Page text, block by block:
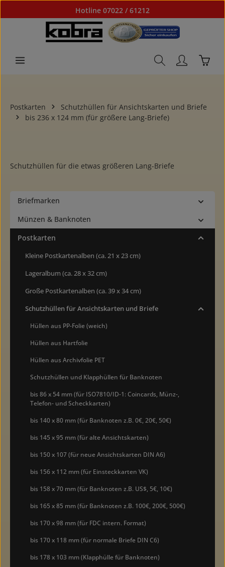
Zum Hauptinhalt springenHotline 07022 / 61212
Postkarten
Schutzhüllen für Ansichtskarten und Briefe
bis 236 x 124 mm (für größere Lang-Briefe)
Schutzhüllen für die etwas größeren Lang-Briefe
Briefmarken
Münzen & Banknoten
Postkarten
Kleine Postkartenalben (ca. 21 x 23 cm)
Lageralbum (ca. 28 x 32 cm)
Große Postkartenalben (ca. 39 x 34 cm)
Schutzhüllen für Ansichtskarten und Briefe
Hüllen aus PP-Folie (weich)
Hüllen aus Hartfolie
Hüllen aus Archivfolie PET
Schutzhüllen und Klapphüllen für Banknoten
bis 86 x 54 mm (für ISO7810/ID-1: Coincards, Münz-,
Telefon- und Scheckkarten)
bis 140 x 80 mm (für Banknoten z.B. 0€, 20€, 50€)
bis 145 x 95 mm (für alte Ansichtskarten)
bis 150 x 107 (für neue Ansichtskarten DIN A6)
bis 156 x 112 mm (für Einsteckkarten VK)
bis 158 x 70 mm (für Banknoten z.B. US$, 5€, 10€)
bis 165 x 85 mm (für Banknoten z.B. 100€, 200€, 500€)
bis 170 x 98 mm (für FDC intern. Format)
bis 170 x 118 mm (für normale Briefe DIN C6)
bis 178 x 103 mm (Klapphülle für Banknoten)